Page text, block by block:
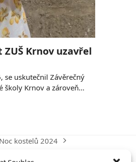
Krnov uzavřel
se uskutečnil Závěrečný
školy Krnov a zároveň…
next
Noc kostelů 2024